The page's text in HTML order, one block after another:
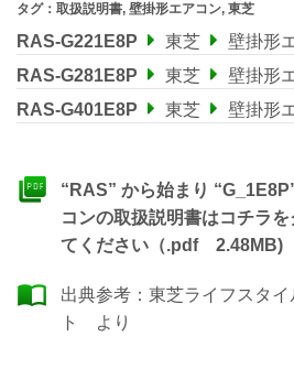
タグ： 取扱説明書, 壁掛形エアコン, 東芝
RAS-G221E8P 東芝 壁掛形
RAS-G281E8P
東芝 壁掛形
RAS-G401E8P
東芝 壁掛形
“RAS” から始まり
コンの取扱説明書はコチラ
てください（.pdf 2.48MB)
出典参考： 東芝ライフスタ
ト
より